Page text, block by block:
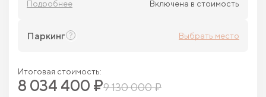
Подробнее
Включена в стоимость
Паркинг Выбрать место
Итоговая стоимость:
8 034 400 ₽9 130 000 ₽